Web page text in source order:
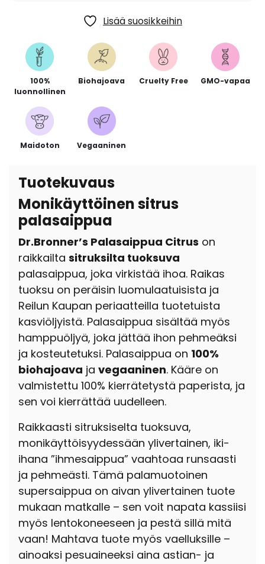
Lisää suosikkeihin
100%
luonnollinen
Biohajoava Cruelty Free GMO-vapaa
Maidoton Vegaaninen
Tuotekuvaus
Monikäyttöinen sitrus
palasaippua
Dr.Bronner’s Palasaippua Citrus on
raikkailta sitruksilta tuoksuva
palasaippua, joka virkistää ihoa. Raikas
tuoksu on peräisin luomulaatuisista ja
Reilun Kaupan periaatteilla tuotetuista
kasviöljyistä. Palasaippua sisältää myös
hamppuöljyä, joka jättää ihon pehmeäksi
ja kosteutetuksi. Palasaippua on 100%
biohajoava ja vegaaninen. Kääre on
valmistettu 100% kierrätetystä paperista, ja
sen voi kierrättää uudelleen.
Raikkaasti sitruksiselta tuoksuva,
monikäyttöisyydessään ylivertainen, iki-
ihana ”ihmesaippua” vaahtoaa runsaasti
ja pehmeästi. Tämä palamuotoinen
supersaippua on aivan ylivertainen tuote
mukaan matkalle – sen voit napata kassiisi
myös lentokoneeseen ja pestä sillä mitä
vaan! Mahtava tuote myös vaelluksille –
ainoaksi pesuaineeksi aina astian- ja